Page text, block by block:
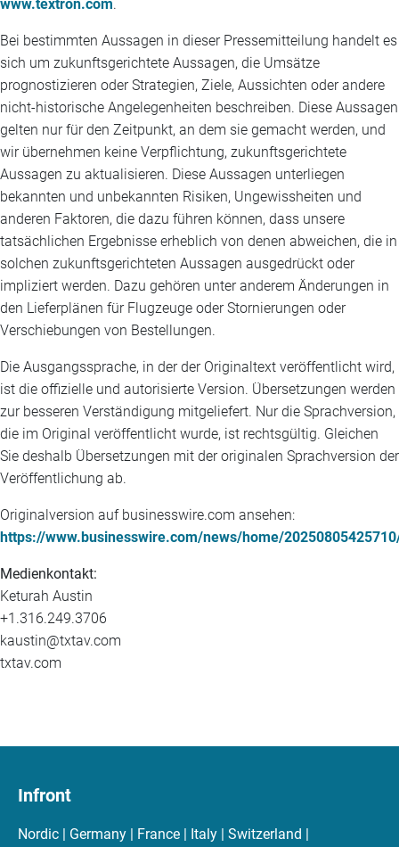
www.textron.com.
Bei bestimmten Aussagen in dieser Pressemitteilung handelt es
sich um zukunftsgerichtete Aussagen, die Umsätze
prognostizieren oder Strategien, Ziele, Aussichten oder andere
nicht-historische Angelegenheiten beschreiben. Diese Aussagen
gelten nur für den Zeitpunkt, an dem sie gemacht werden, und
wir übernehmen keine Verpflichtung, zukunftsgerichtete
Aussagen zu aktualisieren. Diese Aussagen unterliegen
bekannten und unbekannten Risiken, Ungewissheiten und
anderen Faktoren, die dazu führen können, dass unsere
tatsächlichen Ergebnisse erheblich von denen abweichen, die in
solchen zukunftsgerichteten Aussagen ausgedrückt oder
impliziert werden. Dazu gehören unter anderem Änderungen in
den Lieferplänen für Flugzeuge oder Stornierungen oder
Verschiebungen von Bestellungen.
Die Ausgangssprache, in der der Originaltext veröffentlicht wird,
ist die offizielle und autorisierte Version. Übersetzungen werden
zur besseren Verständigung mitgeliefert. Nur die Sprachversion,
die im Original veröffentlicht wurde, ist rechtsgültig. Gleichen
Sie deshalb Übersetzungen mit der originalen Sprachversion der
Veröffentlichung ab.
Originalversion auf businesswire.com ansehen:
https://www.businesswire.com/news/home/
Medienkontakt:
Keturah Austin
+1.316.249.3706
kaustin@txtav.com
txtav.com
Infront
Nordic | Germany | France | Italy | Switzerland |